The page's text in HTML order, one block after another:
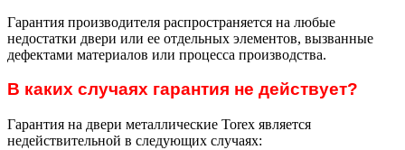
Гарантия производителя распространяется на любые
недостатки двери или ее отдельных элементов, вызванные
дефектами материалов или процесса производства.
В каких случаях гарантия не действует?
Гарантия на двери металлические Torex является
недействительной в следующих случаях: